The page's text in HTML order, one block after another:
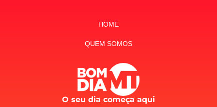
HOME
QUEM SOMOS
O seu dia começa aqui